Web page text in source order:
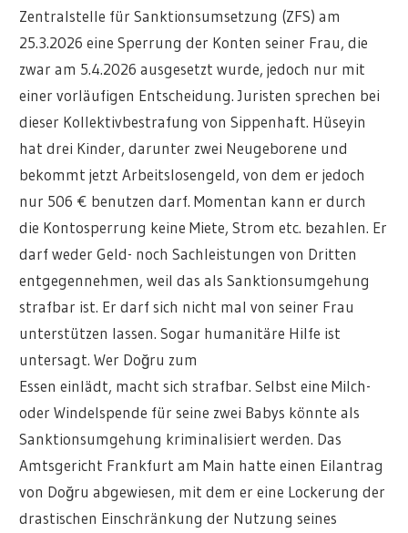
Zentralstelle für Sanktionsumsetzung (ZFS) am
25.3.2026 eine Sperrung der Konten seiner Frau, die
zwar am 5.4.2026 ausgesetzt wurde, jedoch nur mit
einer vorläufigen Entscheidung. Juristen sprechen bei
dieser Kollektivbestrafung von Sippenhaft. Hüseyin
hat drei Kinder, darunter zwei Neugeborene und
bekommt jetzt Arbeitslosengeld, von dem er jedoch
nur 506 € benutzen darf. Momentan kann er durch
die Kontosperrung keine Miete, Strom etc. bezahlen. Er
darf weder Geld- noch Sachleistungen von Dritten
entgegennehmen, weil das als Sanktionsumgehung
strafbar ist. Er darf sich nicht mal von seiner Frau
unterstützen lassen. Sogar humanitäre Hilfe ist
untersagt. Wer Doğru zum
Essen einlädt, macht sich strafbar. Selbst eine Milch-
oder Windelspende für seine zwei Babys könnte als
Sanktionsumgehung kriminalisiert werden. Das
Amtsgericht Frankfurt am Main hatte einen Eilantrag
von Doğru abgewiesen, mit dem er eine Lockerung der
drastischen Einschränkung der Nutzung seines